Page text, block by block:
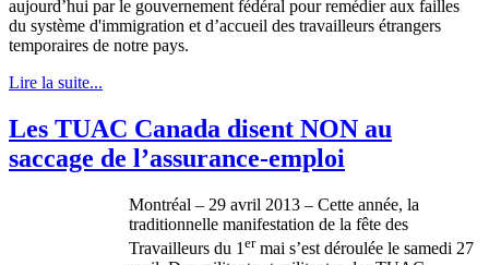
aujourd’hui par le gouvernement fédéral pourremédieraux failles
du système d'immigration et d’accueil des travailleurs étrangers
temporaires de notre pays.
Lire la suite...
Les TUAC Canada disent NON au
saccage de l’assurance-emploi
Montréal – 29 avril 2013 – Cette année, la
traditionnelle manifestation de la fête des
Travailleurs du 1 ermai s’est déroulée le samedi 27